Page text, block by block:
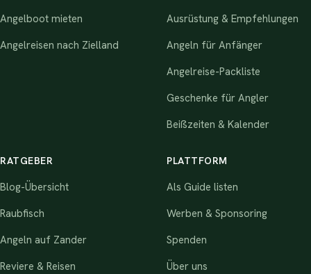
Angelboot mieten
Angelreisen nach Zielland
Ausrüstung & Empfehlungen
Angeln für Anfänger
Angelreise-Packliste
Geschenke für Angler
Beißzeiten & Kalender
RATGEBER
Blog-Übersicht
Raubfisch
Angeln auf Zander
Reviere & Reisen
PLATTFORM
Als Guide listen
Werben & Sponsoring
Spenden
Über uns